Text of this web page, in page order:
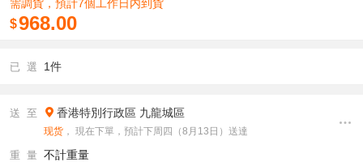
需調貨，預計7個工作日内到貨
$968.00
已 選 1件
送 至 香港特別行政區 九龍城區
现货 ， 現在下單，預計下周四（8月13日）送達
重 量 不計重量